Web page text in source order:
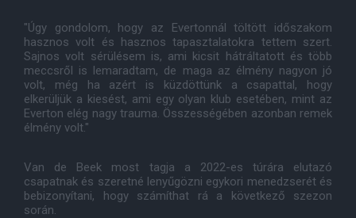
"Úgy gondolom, hogy az Evertonnál töltött időszakom
hasznos volt és hasznos tapasztalatokra tettem szert.
Sajnos volt sérülésem is, ami kicsit hátráltatott és több
meccsről is lemaradtam, de maga az élmény nagyon jó
volt, még ha azért is küzdöttünk a csapattal, hogy
elkerüljük a kiesést, ami egy olyan klub esetében, mint az
Everton elég nagy trauma. Összességében azonban remek
élmény volt."
Van de Beek most tagja a 2022-es túrára elutazó
csapatnak és szeretné lenyűgözni egykori menedzserét és
bebizonyítani, hogy számíthat rá a következő szezon
során.